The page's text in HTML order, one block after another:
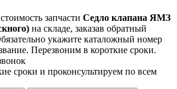
запчасти Седло клапана ЯМЗ
на складе, заказав обратный
укажите каталожный номер
Перезвоним в короткие сроки.
сроки и проконсультируем по всем